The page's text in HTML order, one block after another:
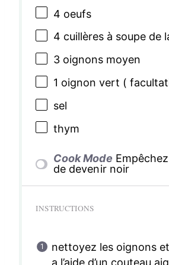
4 oeufs
4 cuillères à soupe de
3oignons moyen
1 oignon vert (
sel
thym
Cook Mode
de devenir noir
INSTRUCTIONS
nettoyez les oignons